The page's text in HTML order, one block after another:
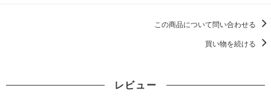
この商品について問い合わせる
買い物を続ける
レビュー